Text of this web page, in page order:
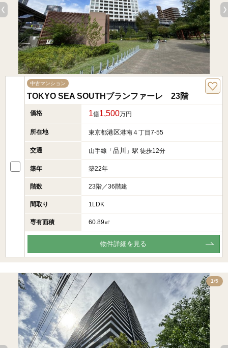
中古マンション
TOKYO SEA SOUTHブランファーレ 23階
価格 1億1,500万円
所在地 東京都港区港南４丁目7-55
交通 山手線「 品川 」駅 徒歩12分
築年 築22年
階数 23階／36階建
間取り 1LDK
専有面積 60.89㎡
物件詳細を見る
1/5